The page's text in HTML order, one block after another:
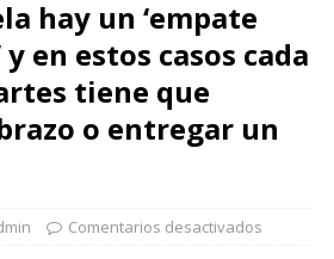
hay un ‘empate
en estos casos cada
tiene que
o entregar un
Comentarios desactivados